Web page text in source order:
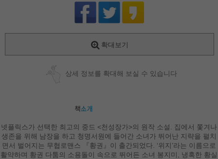
확대보기
상세 정보를 확대해 보실 수 있습니다
넷플릭스가 선택한 최고의 중드 <천성장가>의 원작 소설. 집에서 쫓겨나
생존을 위해 남장을 하고 청명서원에 들어간 소녀가 뛰어난 지략을 펼치
면서 벌어지는 무협로맨스 『황권』이 출간되었다. ‘위지’라는 이름으로
활약하며 황권 다툼의 소용돌이 속으로 뛰어든 소녀 봉지미, 냉혹한 황실